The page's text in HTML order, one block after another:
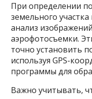
При определении
земельного
анализ
аэрофотосъемки.
точно установить
используя GPS-
программы для
Важно учитывать,